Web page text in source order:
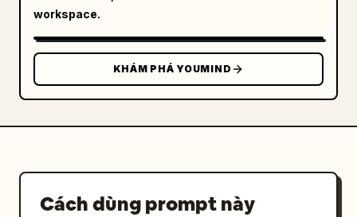
workspace.
KHÁM PHÁ YOUMIND
Cách dùng prompt này